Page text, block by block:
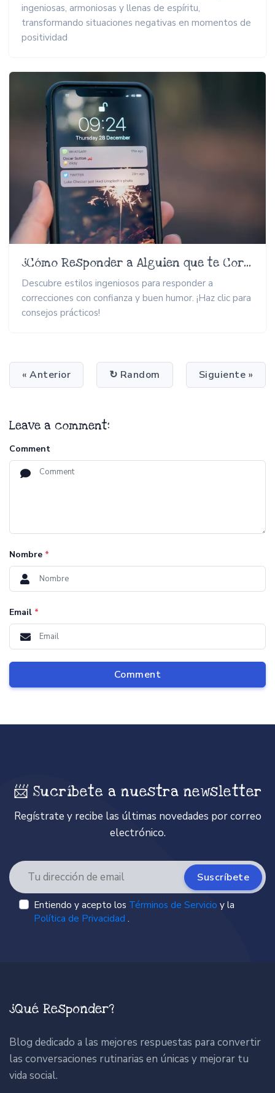
ingeniosas, armoniosas y llenas de espíritu,
transformando situaciones negativas en momentos de
positividad
¿Cómo Responder a Alguien que te Corrige?
Descubre estilos ingeniosos para responder a
correcciones con confianza y buen humor. ¡Haz clic para
consejos prácticos!
« Anterior ↻ Random Siguiente »
Leave a comment:
Comment
Nombre *
Email *
Comment
📨 Sucríbete a nuestra newsletter
Regístrate y recibe las últimas novedades por correo
electrónico.
Suscríbete
Entiendo y acepto los Términos de Servicio y la
Política de Privacidad .
¿Qué Responder?
Blog dedicado a las mejores respuestas para convertir
las conversaciones rutinarias en únicas y mejorar tu
vida social.